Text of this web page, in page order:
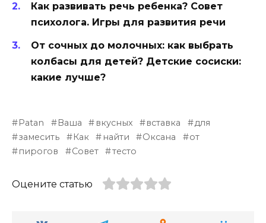
Как развивать речь ребенка? Совет
психолога. Игры для развития речи
От сочных до молочных: как выбрать
колбасы для детей? Детские сосиски:
какие лучше?
Patan Ваша вкусных вставка
для
замесить
Как найти Оксана
от
пирогов
Совет тесто
Оцените статью